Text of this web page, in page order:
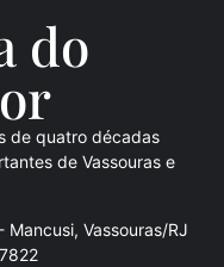
do
r
de quatro décadas
de Vassouras e
Mancusi, Vassouras/RJ